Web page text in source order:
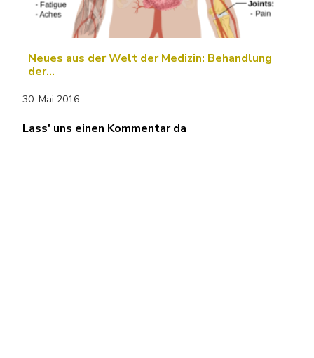
Neues aus der Welt der Medizin: Behandlung
der…
30. Mai 2016
Lass' uns einen Kommentar da